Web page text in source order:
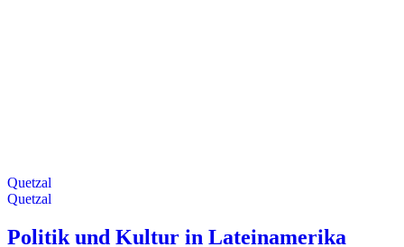
Quetzal
Quetzal
Politik und Kultur in Lateinamerika